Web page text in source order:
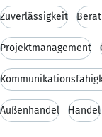
Zuverlässigkeit
Projektmanagement
Außenhandel Handel